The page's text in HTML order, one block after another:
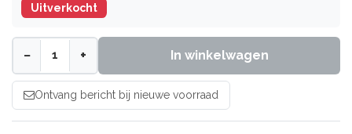
Uitverkocht
− + In winkelwagen
Ontvang bericht bij nieuwe voorraad